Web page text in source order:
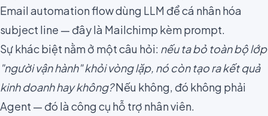
Email automation flow dùng LLM để cá nhân hóa
subject line — đây là Mailchimp kèm prompt.
Sự khác biệt nằm ở một câu hỏi: nếu ta bỏ toàn bộ lớp
"người vận hành" khỏi vòng lặp, nó còn tạo ra kết quả
kinh doanh hay không?Nếu không, đó không phải
Agent — đó là công cụ hỗ trợ nhân viên.